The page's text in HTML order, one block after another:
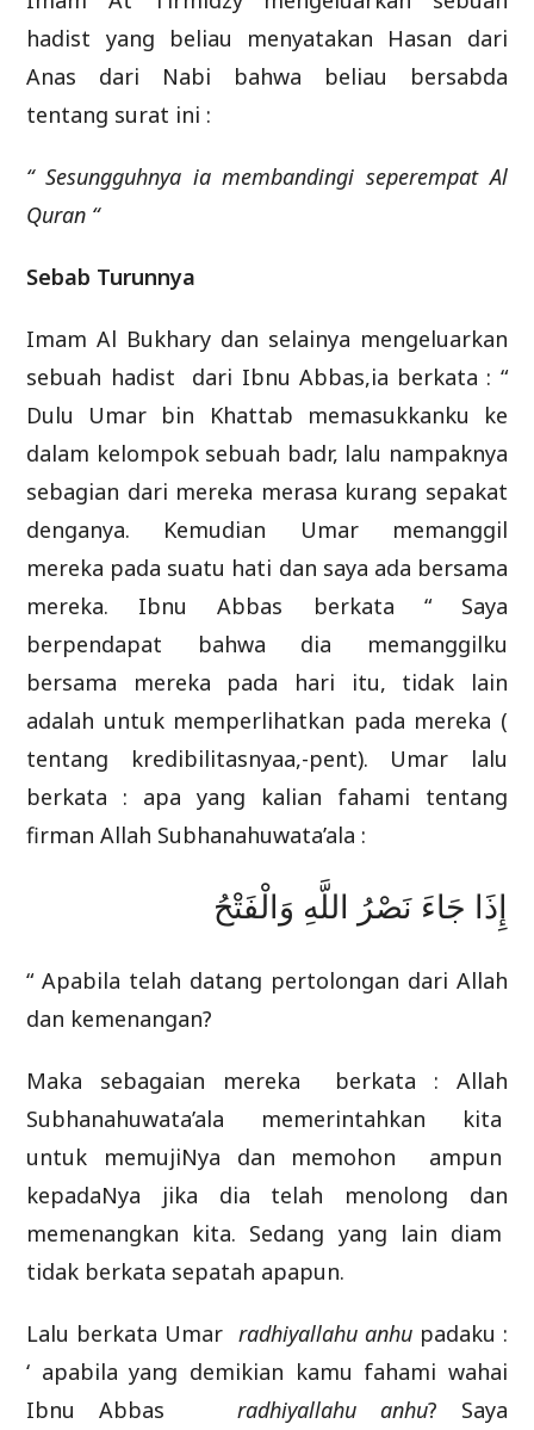
hadist yang beliau menyatakan Hasan dari
Anas dari Nabi bahwa beliau bersabda
tentang surat ini :
“ Sesungguhnya ia membandingi seperempat Al
Quran “
Sebab Turunnya
Imam Al Bukhary dan selainya mengeluarkan
sebuah hadist dari Ibnu Abbas,ia berkata : “
Dulu Umar bin Khattab memasukkanku ke
dalam kelompok sebuah badr, lalu nampaknya
sebagian dari mereka merasa kurang sepakat
denganya. Kemudian Umar memanggil
mereka pada suatu hati dan saya ada bersama
mereka. Ibnu Abbas berkata “ Saya
berpendapat bahwa dia memanggilku
bersama mereka pada hari itu, tidak lain
adalah untuk memperlihatkan pada mereka (
tentang kredibilitasnyaa,-pent). Umar lalu
berkata : apa yang kalian fahami tentang
firman Allah Subhanahuwata’ala :
إِذَا جَاءَ نَصْرُ اللَّهِ وَالْفَتْحُ
“ Apabila telah datang pertolongan dari Allah
dan kemenangan?
Maka sebagaian mereka berkata : Allah
Subhanahuwata’ala memerintahkan kita
untuk memujiNya dan memohon ampun
kepadaNya jika dia telah menolong dan
memenangkan kita. Sedang yang lain diam
tidak berkata sepatah apapun.
Lalu berkata Umar radhiyallahu anhu padaku :
‘ apabila yang demikian kamu fahami wahai
Ibnu Abbas radhiyallahu anhu? Saya